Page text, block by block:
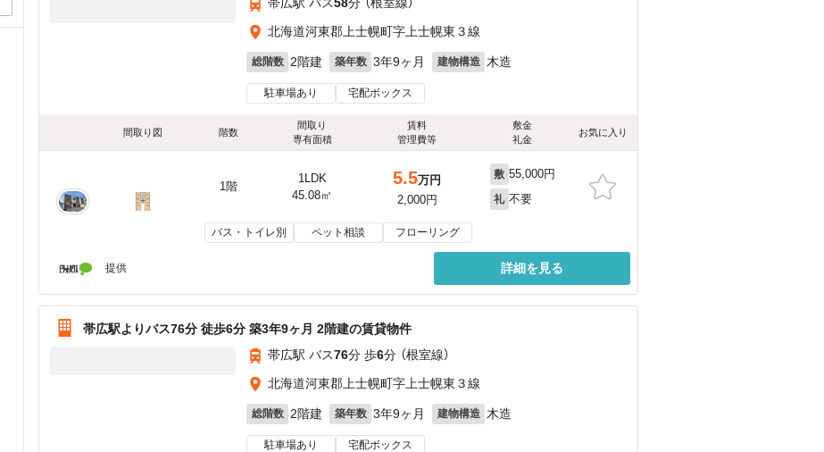
北海道河東郡上士幌町字上士幌東３線
総階数 2階建 築年数 3年9ヶ月 建物構造 木造
駐車場あり 宅配ボックス
間取り図 階数
間取り
専有面積
賃料
管理費等
敷金
礼金
お気に入り
1階
1LDK
45.08㎡
5.5万円
2,000円
敷 55,000円
礼 不要
バス・トイレ別 ペット相談 フローリング
提供 詳細を見る
帯広駅よりバス76分 徒歩6分 築3年9ヶ月 2階建の賃貸物件
帯広駅 バス76分 歩6分 （根室線）
北海道河東郡上士幌町字上士幌東３線
総階数 2階建 築年数 3年9ヶ月 建物構造 木造
駐車場あり 宅配ボックス